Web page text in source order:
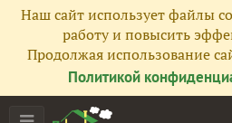
Наш сайт использует файлы
работу и повысить
Продолжая использование
Политикой